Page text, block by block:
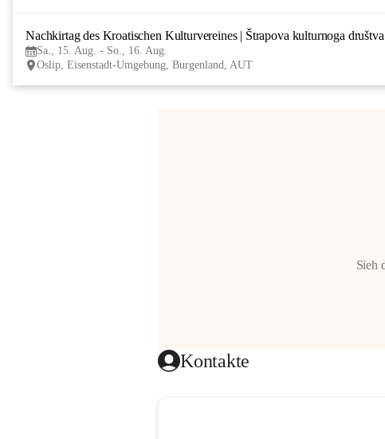
Nachkirtag des Kroatischen Kulturvereines | Štrapova kulturnoga društva
Sa., 15. Aug. - So., 16. Aug.
Oslip, Eisenstadt-Umgebung, Burgenland, AUT
Sieh
Kontakte